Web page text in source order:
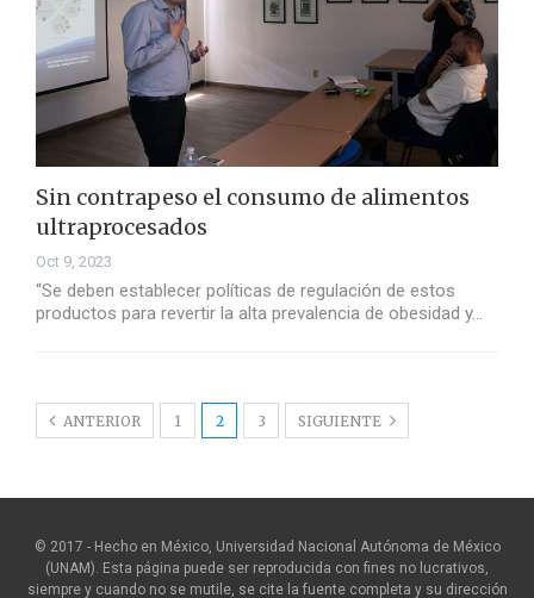
Sin contrapeso el consumo de alimentos
ultraprocesados
Oct 9, 2023
“Se deben establecer políticas de regulación de estos
productos para revertir la alta prevalencia de obesidad y…
ANTERIOR 1 2 3 SIGUIENTE
© 2017 - Hecho en México, Universidad Nacional Autónoma de México
(UNAM). Esta página puede ser reproducida con fines no lucrativos,
siempre y cuando no se mutile, se cite la fuente completa y su dirección